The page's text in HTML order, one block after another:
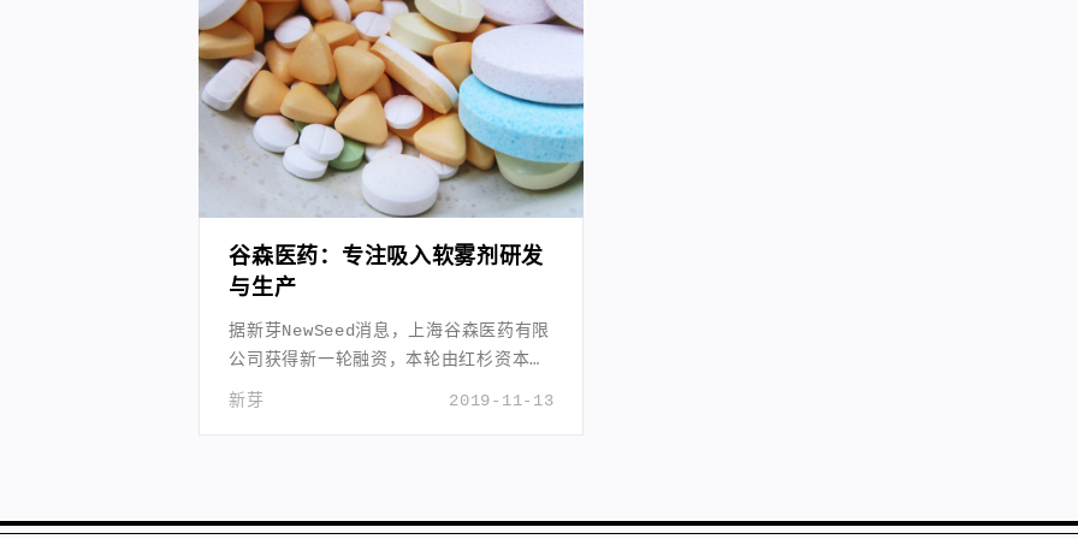
谷森医药：专注吸入软雾剂研发
与生产
据新芽NewSeed消息，上海谷森医药有限
公司获得新一轮融资，本轮由红杉资本中
国投资，具体金额并未披露。
2019-11-13
新芽